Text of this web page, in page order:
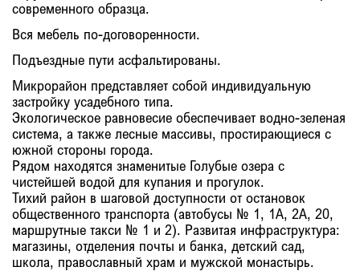
современного образца.
Вся мебель по-договоренности.
Подъездные пути асфальтированы.
Микрорайон представляет собой индивидуальную
застройку усадебного типа.
Экологическое равновесие обеспечивает водно-зеленая
система, а также лесные массивы, простирающиеся с
южной стороны города.
Рядом находятся знаменитые Голубые озера с
чистейшей водой для купания и прогулок.
Тихий район в шаговой доступности от остановок
общественного транспорта (автобусы № 1, 1А, 2А, 20,
маршрутные такси № 1 и 2). Развитая инфраструктура:
магазины, отделения почты и банка, детский сад,
школа, православный храм и мужской монастырь.